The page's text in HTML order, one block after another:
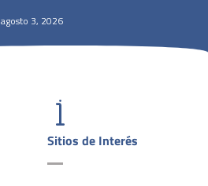
agosto 3, 2026
Sitios de Interés